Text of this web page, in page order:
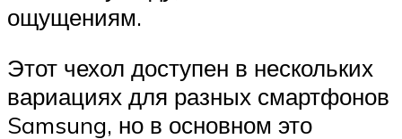
ощущениям.
Этот чехол доступен в нескольких
вариациях для разных смартфонов
Samsung, но в основном это